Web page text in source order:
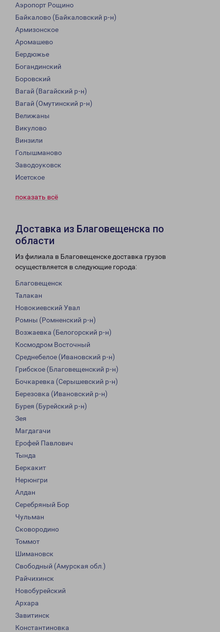
Аэропорт Рощино
Байкалово (Байкаловский р-н)
Армизонское
Аромашево
Бердюжье
Богандинский
Боровский
Вагай (Вагайский р-н)
Вагай (Омутинский р-н)
Велижаны
Викулово
Винзили
Голышманово
Заводоуковск
Исетское
показать всё
Доставка из Благовещенска по
области
Из филиала в Благовещенске доставка грузов
осуществляется в следующие города:
Благовещенск
Талакан
Новокиевский Увал
Ромны (Ромненский р-н)
Возжаевка (Белогорский р-н)
Космодром Восточный
Среднебелое (Ивановский р-н)
Грибское (Благовещенский р-н)
Бочкаревка (Серышевский р-н)
Березовка (Ивановский р-н)
Бурея (Бурейский р-н)
Зея
Магдагачи
Ерофей Павлович
Тында
Беркакит
Нерюнгри
Алдан
Серебряный Бор
Чульман
Сковородино
Томмот
Шимановск
Свободный (Амурская обл.)
Райчихинск
Новобурейский
Архара
Завитинск
Константиновка